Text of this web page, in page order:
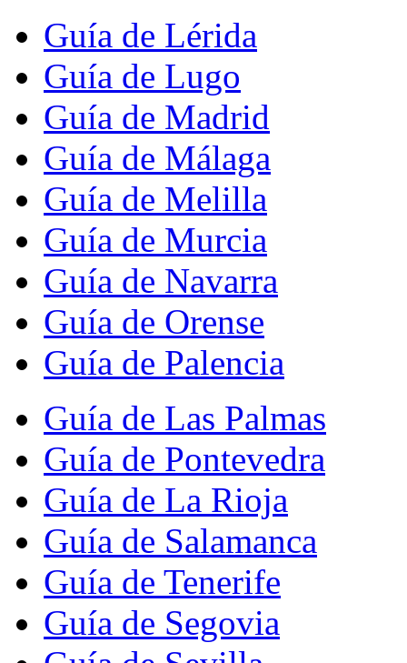
Guía de Lérida
Guía de Lugo
Guía de Madrid
Guía de Málaga
Guía de Melilla
Guía de Murcia
Guía de Navarra
Guía de Orense
Guía de Palencia
Guía de Las Palmas
Guía de Pontevedra
Guía de La Rioja
Guía de Salamanca
Guía de Tenerife
Guía de Segovia